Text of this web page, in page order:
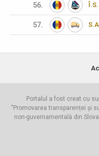
56.
57.
Portalul a fost creat cu
"Promovarea transparenței și
non-guvernamentală din